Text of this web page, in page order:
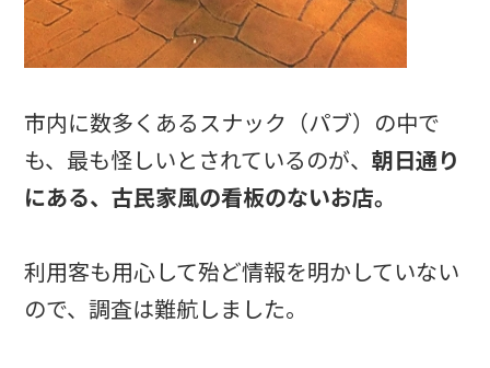
市内に数多くあるスナック（パブ）の中で
も、最も怪しいとされているのが、朝日通り
にある、古民家風の看板のないお店。
利用客も用心して殆ど情報を明かしていない
ので、調査は難航しました。